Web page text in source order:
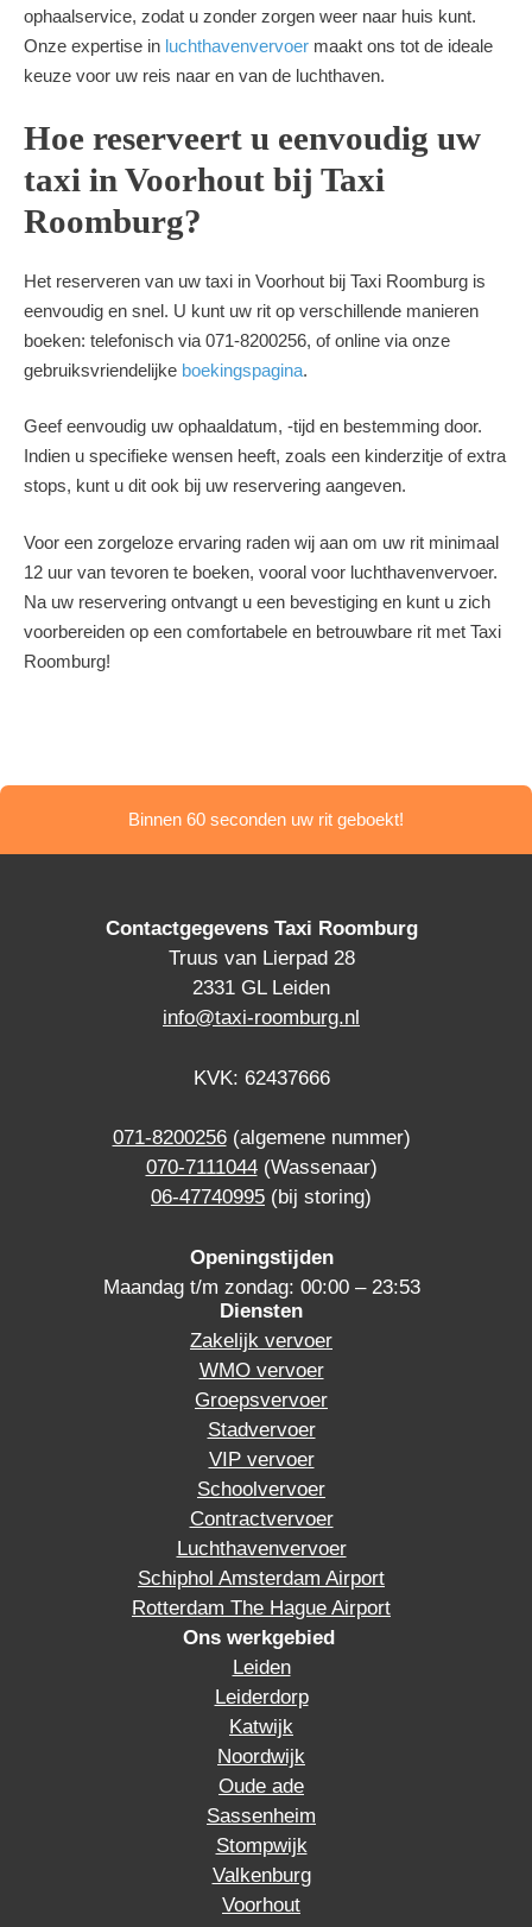
ophaalservice, zodat u zonder zorgen weer naar huis kunt.
Onze expertise in luchthavenvervoer maakt ons tot de ideale
keuze voor uw reis naar en van de luchthaven.
Hoe reserveert u eenvoudig uw
taxi in Voorhout bij Taxi
Roomburg?
Het reserveren van uw taxi in Voorhout bij Taxi Roomburg is
eenvoudig en snel. U kunt uw rit op verschillende manieren
boeken: telefonisch via 071-8200256, of online via onze
gebruiksvriendelijke boekingspagina.
Geef eenvoudig uw ophaaldatum, -tijd en bestemming door.
Indien u specifieke wensen heeft, zoals een kinderzitje of extra
stops, kunt u dit ook bij uw reservering aangeven.
Voor een zorgeloze ervaring raden wij aan om uw rit minimaal
12 uur van tevoren te boeken, vooral voor luchthavenvervoer.
Na uw reservering ontvangt u een bevestiging en kunt u zich
voorbereiden op een comfortabele en betrouwbare rit met Taxi
Roomburg!
Binnen 60 seconden uw rit geboekt!
Contactgegevens Taxi Roomburg
Truus van Lierpad 28
2331 GL Leiden
info@taxi-roomburg.nl
KVK: 62437666
071-8200256(algemene nummer)
070-7111044(Wassenaar)
06-47740995 (bij storing)
Openingstijden
Maandag t/m zondag: 00:00 – 23:53
Diensten
Zakelijk vervoer
WMO vervoer
Groepsvervoer
Stadvervoer
VIP vervoer
Schoolvervoer
Contractvervoer
Luchthavenvervoer
Schiphol Amsterdam Airport
Rotterdam The Hague Airport
Ons werkgebied
Leiden
Leiderdorp
Katwijk
Noordwijk
Oude ade
Sassenheim
Stompwijk
Valkenburg
Voorhout